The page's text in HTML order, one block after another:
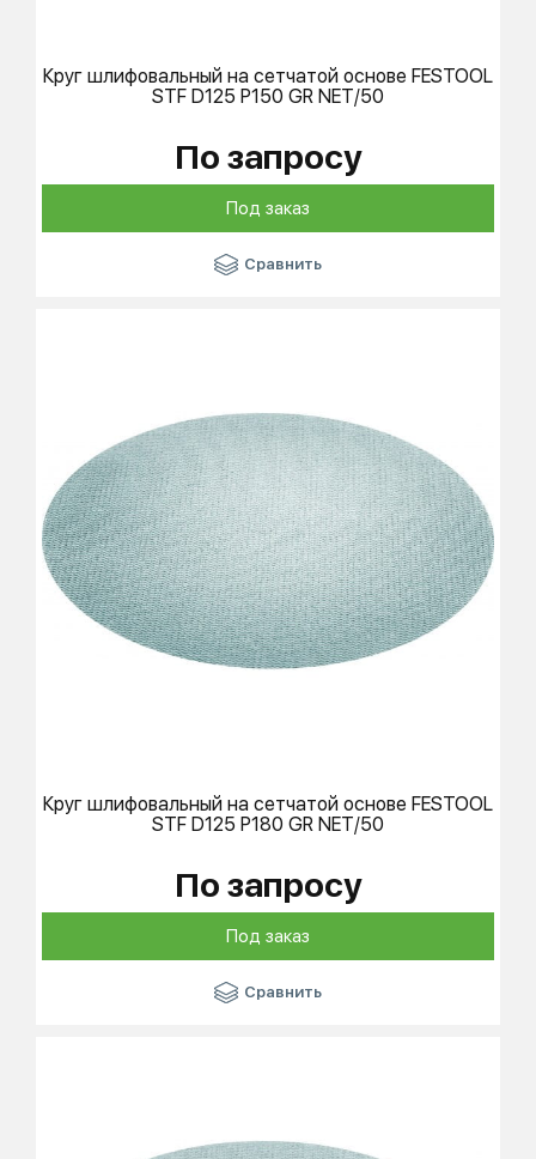
Круг шлифовальный на сетчатой основе FESTOOL
STF D125 P150 GR NET/50
По запросу
Под заказ
Сравнить
Круг шлифовальный на сетчатой основе FESTOOL
STF D125 P180 GR NET/50
По запросу
Под заказ
Сравнить